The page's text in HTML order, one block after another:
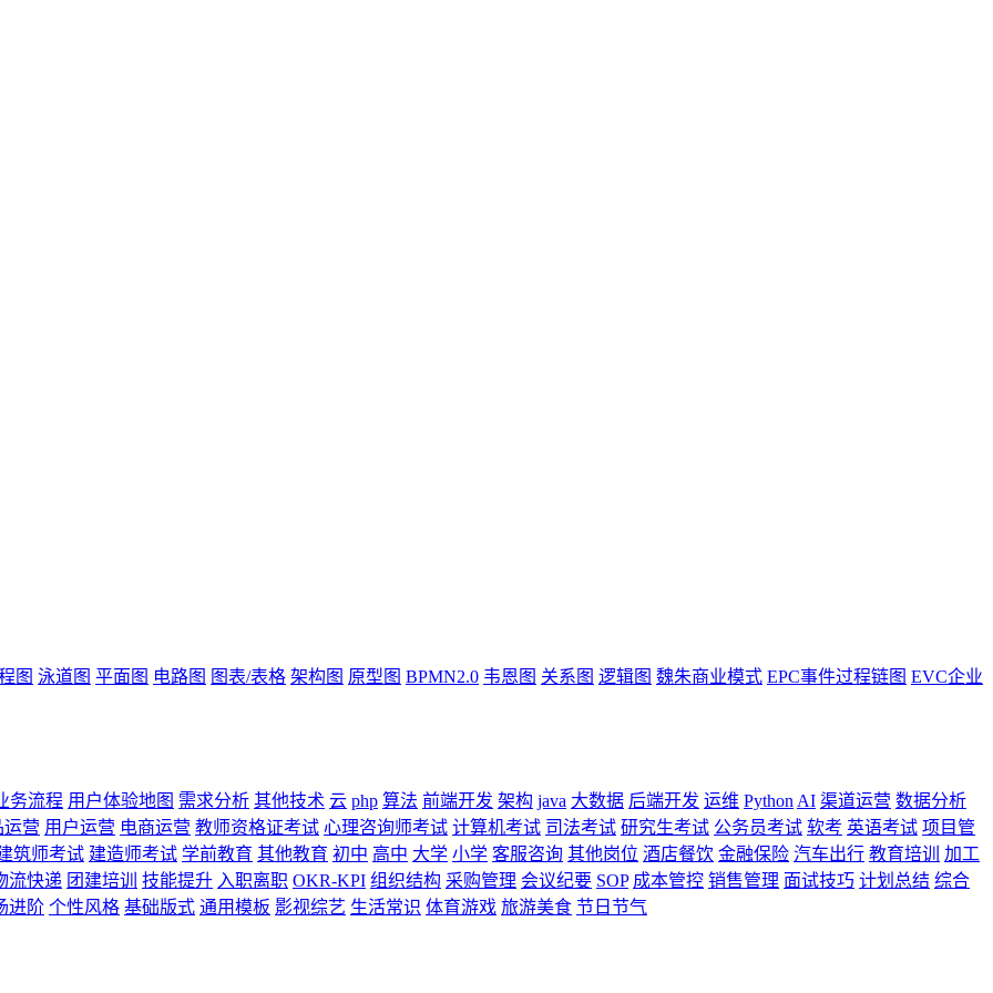
图 泳道图 平面图 电路图 图表/表格 架构图 原型图 BPMN2.0 韦恩图 关系图 逻辑图 魏朱商业模式 EPC事件过程链图 EVC企业
务流程 用户体验地图 需求分析 其他技术 云 php 算法 前端开发 架构 java 大数据 后端开发 运维 Python AI 渠道运营 数据分析
运营 用户运营 电商运营 教师资格证考试 心理咨询师考试 计算机考试 司法考试 研究生考试 公务员考试 软考 英语考试 项目管
筑师考试 建造师考试 学前教育 其他教育 初中 高中 大学 小学 客服咨询 其他岗位 酒店餐饮 金融保险 汽车出行 教育培训
加工
流快递 团建培训 技能提升 入职离职 OKR-KPI 组织结构 采购管理 会议纪要 SOP 成本管控 销售管理 面试技巧 计划总结 综合
进阶 个性风格 基础版式 通用模板 影视综艺 生活常识 体育游戏 旅游美食 节日节气